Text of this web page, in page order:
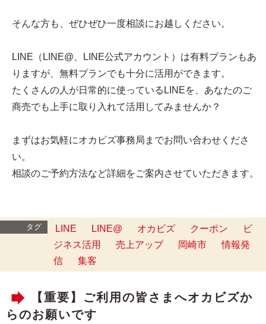
そんな方も、ぜひぜひ一度相談にお越しください。
LINE（LINE@、LINE公式アカウント）は有料プランもあ
りますが、無料プランでも十分に活用ができます。
たくさんの人が日常的に使っているLINEを、あなたのご
商売でも上手に取り入れて活用してみませんか？
まずはお気軽にオカビズ事務局までお問い合わせくださ
い。
相談のご予約方法など詳細をご案内させていただきます。
タグ LINE LINE@ オカビズ クーポン
ビ
ジネス活用
売上アップ 岡崎市
情報発
信
集客
【重要】ご利用の皆さまへオカビズか
らのお願いです